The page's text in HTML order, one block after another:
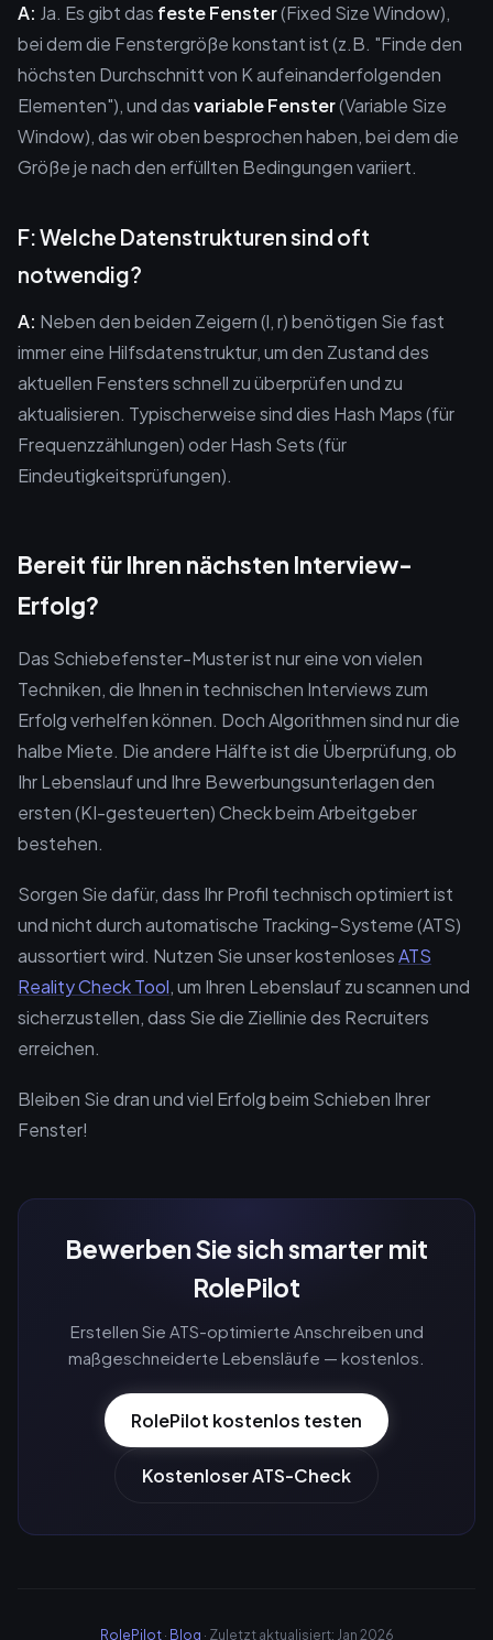
A: Ja. Es gibt das feste Fenster(Fixed Size Window),
bei dem die Fenstergröße konstant ist (z.B. "Finde den
höchsten Durchschnitt von K aufeinanderfolgenden
Elementen"), und dasvariable Fenster(Variable Size
Window), das wir oben besprochen haben, bei dem die
Größe je nach den erfüllten Bedingungen variiert.
F: Welche Datenstrukturen sind oft
notwendig?
A: Neben den beiden Zeigern (l, r) benötigen Sie fast
immer eine Hilfsdatenstruktur, um den Zustand des
aktuellen Fensters schnell zu überprüfen und zu
aktualisieren. Typischerweise sind dies Hash Maps (für
Frequenzzählungen) oder Hash Sets (für
Eindeutigkeitsprüfungen).
Bereit für Ihren nächsten Interview-
Erfolg?
Das Schiebefenster-Muster ist nur eine von vielen
Techniken, die Ihnen in technischen Interviews zum
Erfolg verhelfen können. Doch Algorithmen sind nur die
halbe Miete. Die andere Hälfte ist die Überprüfung, ob
Ihr Lebenslauf und Ihre Bewerbungsunterlagen den
ersten (KI-gesteuerten) Check beim Arbeitgeber
bestehen.
Sorgen Sie dafür, dass Ihr Profil technisch optimiert ist
und nicht durch automatische Tracking-Systeme (ATS)
aussortiert wird. Nutzen Sie unser kostenlosesATS
Reality Check Tool, um Ihren Lebenslauf zu scannen und
sicherzustellen, dass Sie die Ziellinie des Recruiters
erreichen.
Bleiben Sie dran und viel Erfolg beim Schieben Ihrer
Fenster!
Bewerben Sie sich smarter mit
RolePilot
Erstellen Sie ATS-optimierte Anschreiben und
maßgeschneiderte Lebensläufe — kostenlos.
RolePilot kostenlos testen
Kostenloser ATS-Check
RolePilot· Blog · Zuletzt aktualisiert: Jan 2026